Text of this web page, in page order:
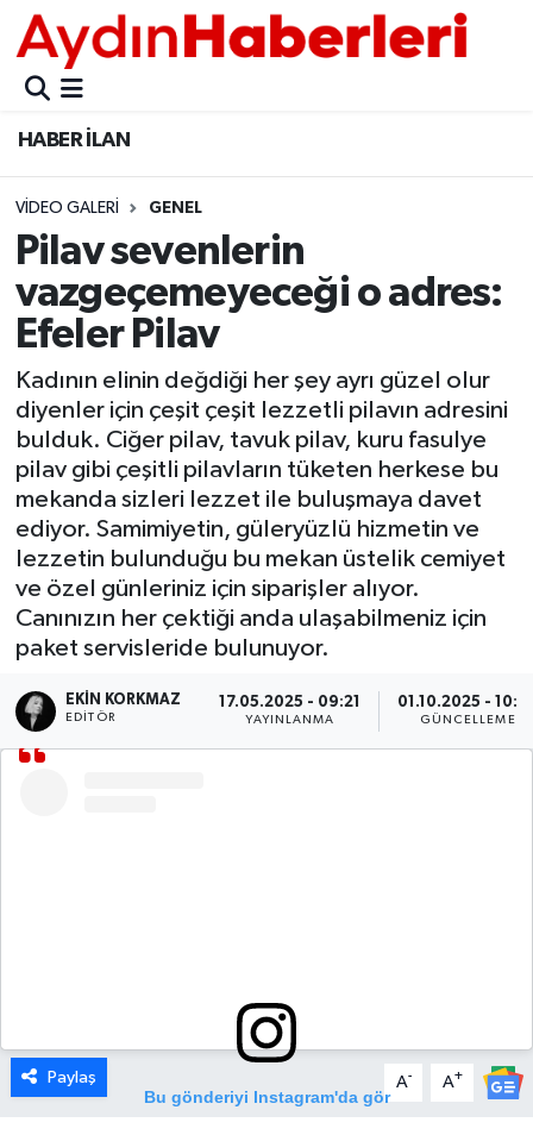
HABER İLAN
VIDEO GALERI GENEL
Pilav sevenlerin
vazgeçemeyeceği o adres:
Efeler Pilav
Kadının elinin değdiği her şey ayrı güzel olur
diyenler için çeşit çeşit lezzetli pilavın adresini
bulduk. Ciğer pilav, tavuk pilav, kuru fasulye
pilav gibi çeşitli pilavların tüketen herkese bu
mekanda sizleri lezzet ile buluşmaya davet
ediyor. Samimiyetin, güleryüzlü hizmetin ve
lezzetin bulunduğu bu mekan üstelik cemiyet
ve özel günleriniz için siparişler alıyor.
Canınızın her çektiği anda ulaşabilmeniz için
paket servisleride bulunuyor.
EKIN KORKMAZ
EDITÖR
17.05.2025 - 09:21
YAYINLANMA
01.10.2025 -
GÜNCELLEME
Bu gönderiyi Instagram'da gör
Paylaş A- A+
GÜNCEL
POLİTİKA
BELEDİYELER
EKONOMİ
BÜLTEN
ÇEVRE
DÜNYA
EGE
EĞİTİM
KÜLTÜR SANAT
Aydın Nöbetçi Eczaneler
Aydın Hava Durumu
Aydin Namaz Vakitleri
Aydın Trafik Yoğunluk Haritası
Süper Lig Puan Durumu ve Fikstür
Tüm Manşetler
Son Dakika Haberleri